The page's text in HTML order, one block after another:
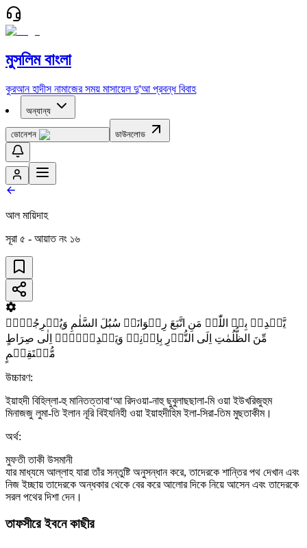
মুসলিম বাংলা
কুরআন হাদীস নামাজের সময় মাসায়েল দু'আ প্রবন্ধ বিবাহ
অন্যান্য
ডোনেশন ডাউনলোড
আল মায়িদাহ
সূরা ৫ - আয়াত নং ১৬
یَّہۡدِیۡ بِہِ اللّٰہُ مَنِ اتَّبَعَ رِضۡوَانَہٗ سُبُلَ السَّلٰمِ وَیُخۡرِجُہُمۡ
مِّنَ الظُّلُمٰتِ اِلَی النُّوۡرِ بِاِذۡنِہٖ وَیَہۡدِیۡہِمۡ اِلٰی صِرَاطٍ
مُّسۡتَقِیۡمٍ
উচ্চারণ:
ইয়াহদী বিহিল্লা-হু মানিতত্তাবা‘আ রিদওয়া-নাহু ছুবুলাছছালা-মি ওয়া ইউখরিজুহুম
মিনাজজু লুমা-তি ইলান নূরি বিইযনিহী ওয়া ইয়াহদীহিম ইলা-সিরা-তিম মুছতাকীম।
অর্থ:
মুফতী তাকী উসমানী
যার মাধ্যমে আল্লাহ যারা তাঁর সন্তুষ্টি অনুসন্ধান করে, তাদেরকে শান্তির পথ দেখান এবং
নিজ ইচ্ছায় তাদেরকে অন্ধকার থেকে বের করে আলোর দিকে নিয়ে আসেন এবং তাদেরকে
সরল পথের দিশা দেন।
তাফসীরে ইবনে কাছীর